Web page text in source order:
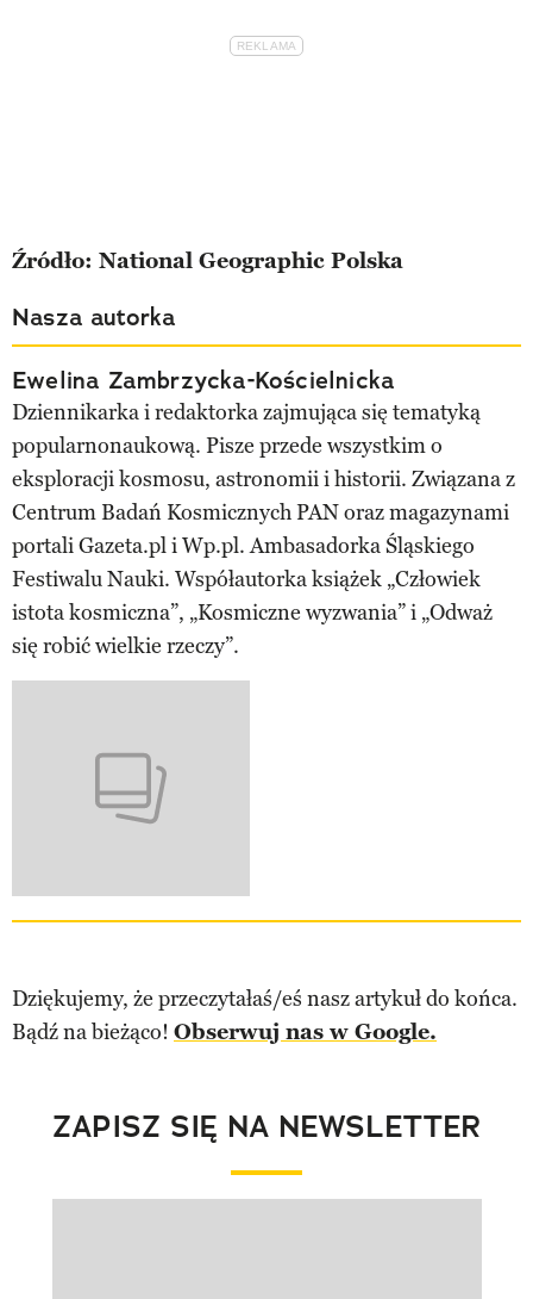
Źródło: National Geographic Polska
Nasza autorka
Ewelina Zambrzycka-Kościelnicka
Dziennikarka i redaktorka zajmująca się tematyką
popularnonaukową. Pisze przede wszystkim o
eksploracji kosmosu, astronomii i historii. Związana z
Centrum Badań Kosmicznych PAN oraz magazynami
portali Gazeta.pl i Wp.pl. Ambasadorka Śląskiego
Festiwalu Nauki. Współautorka książek „Człowiek
istota kosmiczna”, „Kosmiczne wyzwania” i „Odważ
się robić wielkie rzeczy”.
Dziękujemy, że przeczytałaś/eś nasz artykuł do końca.
Bądź na bieżąco! Obserwuj nas w Google.
ZAPISZ SIĘ NA NEWSLETTER